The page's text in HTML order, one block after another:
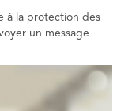
à la protection des
un message